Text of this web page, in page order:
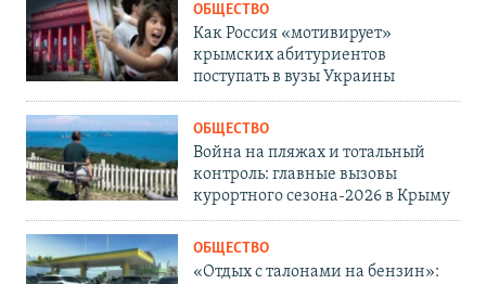
ОБЩЕСТВО
Как Россия «мотивирует»
крымских абитуриентов
поступать в вузы Украины
ОБЩЕСТВО
Война на пляжах и тотальный
контроль: главные вызовы
курортного сезона-2026 в Крыму
ОБЩЕСТВО
«Отдых с талонами на бензин»: